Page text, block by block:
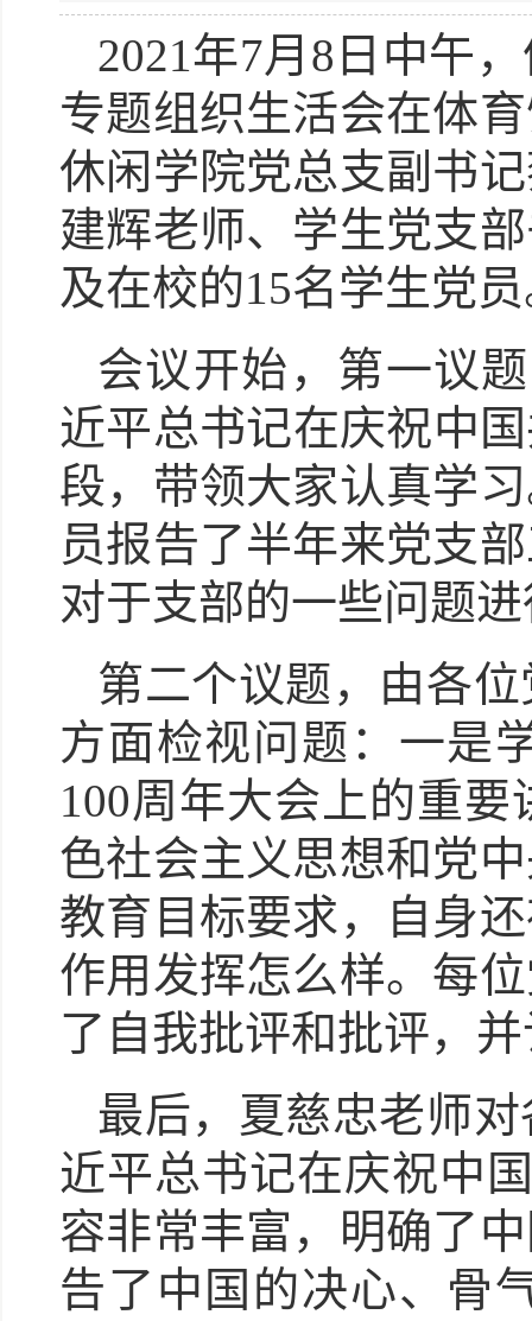
2021年7月 8 日中午
专题组织生活会在体
休闲学院党总支副书
建辉老师、学生党支
及在校的15名学生党
会议开始，第一议题
近平总书记在庆祝中
段， 带领大家认真学
员报告了半年来党支
对于支部的一些问题
第二个议题，由各
方面检视问题：一是
100周年大会上的重要
色社会主义思想和党
教育目标要求，自身
作用发挥怎么样。每
了自我批评和批评，
最后，夏慈忠老师对
近平总书记在庆祝中
容非常丰富，明确了
告了中国的决心、骨